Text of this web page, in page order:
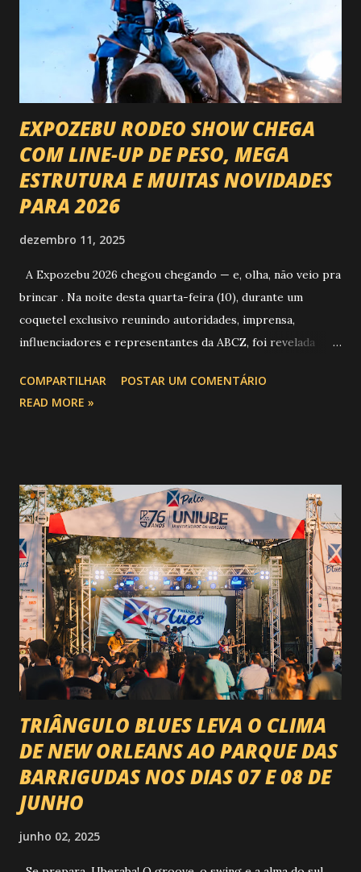
EXPOZEBU RODEO SHOW CHEGA
COM LINE-UP DE PESO, MEGA
ESTRUTURA E MUITAS NOVIDADES
PARA 2026
dezembro 11, 2025
A Expozebu 2026 chegou chegando — e, olha, não veio pra
brincar . Na noite desta quarta-feira (10), durante um
coquetel exclusivo reunindo autoridades, imprensa,
influenciadores e representantes da ABCZ, foi revelada
festa : a chegada do Campeonato de Montarias em Touros
do Circuito Rancho Primavera (CRP) , a maior companhia de
impacto é tão grande que o evento até mudou de nome:
agora é Expozebu Rodeo Shows . E não para por aí. Foto:
@circuitoranchoprimavera 🎤 LINE-UP NACIONAL QUE
VAI ESTREMECER O PARQUE Serão quatro noites , entre
24, 25, 30 de abril e 02 de maio , com oito atrações gigantes
da música brasileira , contemplando sertanejo, forró,
piseiro e sofrência nível hard: Gusttavo Lima Leonardo
Natanzinho Lima Jads & ...
COMPARTILHAR
POSTAR UM COMENTÁRIO
READ MORE »
TRIÂNGULO BLUES LEVA O CLIMA
DE NEW ORLEANS AO PARQUE DAS
BARRIGUDAS NOS DIAS 07 E 08 DE
JUNHO
junho 02, 2025